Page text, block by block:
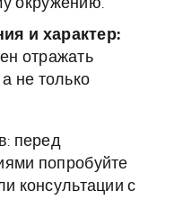
окружению.
и характер:
отражать
не только
перед
попробуйте
консультации с